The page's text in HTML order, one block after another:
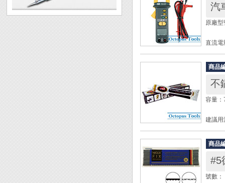
全長
汽
原廠
直流
交流
直流
交流
電阻
尺寸
◆ 3 1/
◆ 讀
◆ 過
◆ 附
商品
不
容量
建議
1. 在
2. 使
3. 使
使用
商品
#5
號數